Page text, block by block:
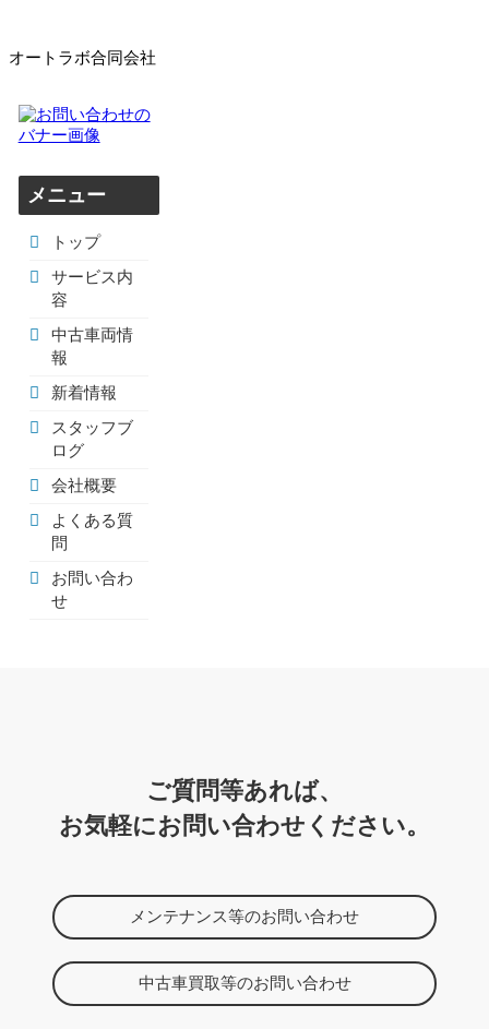
オートラボ合同会社
メニュー
トップ
サービス内
容
中古車両情
報
新着情報
スタッフブ
ログ
会社概要
よくある質
問
お問い合わ
せ
ご質問等あれば、
お気軽にお問い合わせください。
メンテナンス等のお問い合わせ
中古車買取等のお問い合わせ